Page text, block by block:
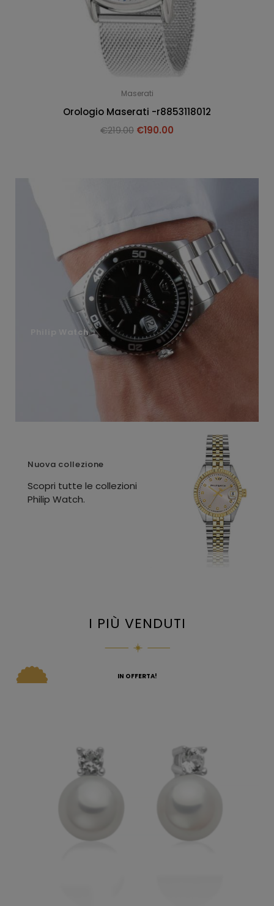
Maserati
Orologio Maserati -r8853118012
€219.00 €190.00
Philip Watch
Nuova collezione
Scopri tutte le collezioni
Philip Watch.
I PIÙ VENDUTI
IN OFFERTA!